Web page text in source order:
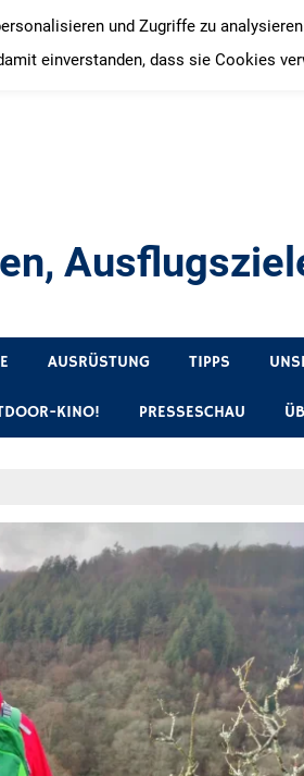
AUSRÜSTUNG TIPPS
KINO! PRESSESCHAU
und Zugriffe zu
einverstanden, dass sie Cookies